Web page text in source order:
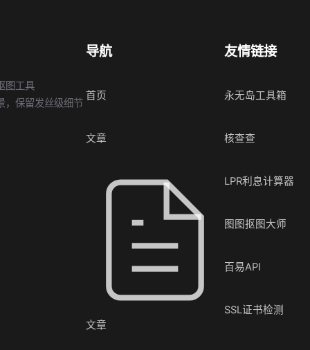
图工具
，保留发丝级细节
导航
首页
文章
文章
友情链接
永无岛工具箱
核查查
LPR利息计算器
图图抠图大师
百易API
SSL证书检测